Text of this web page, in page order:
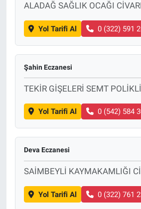
ALADAĞ SAĞLIK OCAĞI CİVARI
Yol Tarifi Al 0 (322) 591
Şahin Eczanesi
TEKİR GİŞELERİ SEMT
Yol Tarifi Al 0 (542) 584
Deva Eczanesi
SAİMBEYLİ KAYMAKAMLIĞI
Yol Tarifi Al 0 (322) 761